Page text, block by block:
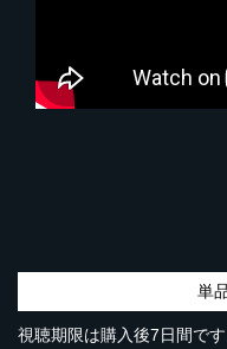
単
視聴期限は購入後7日間です